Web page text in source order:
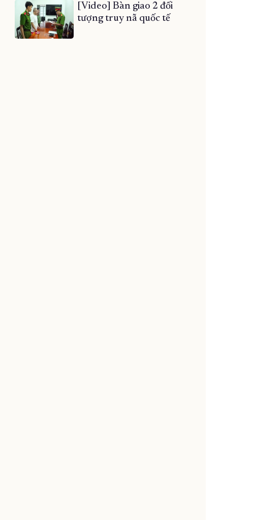
[Video] Bàn giao 2 đối
tượng truy nã quốc tế